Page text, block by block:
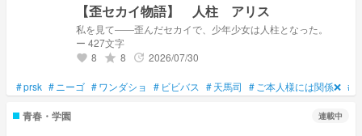
【歪セカイ物語】 人柱 アリス
私を見て――歪んだセカイで、少年少女は人柱となった。
ー 427文字
favorite 8 grade 8 update 2026/07/30
#prsk # ニーゴ #ワンダショ # ビビバス #天馬司 # ご本人様には関係❌ #
青春・学園 連載中